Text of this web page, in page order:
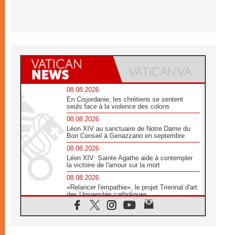
08.08.2026
En Cisjordanie, les chrétiens se sentent
seuls face à la violence des colons
08.08.2026
Léon XIV au sanctuaire de Notre Dame du
Bon Conseil à Genazzano en septembre
08.08.2026
Léon XIV: Sainte Agathe aide à contempler
la victoire de l'amour sur la mort
08.08.2026
«Relancer l'empathie», le projet Triennal d'art
des Universités catholiques
08.08.2026
Signis 2026, donner la parole aux religieuses